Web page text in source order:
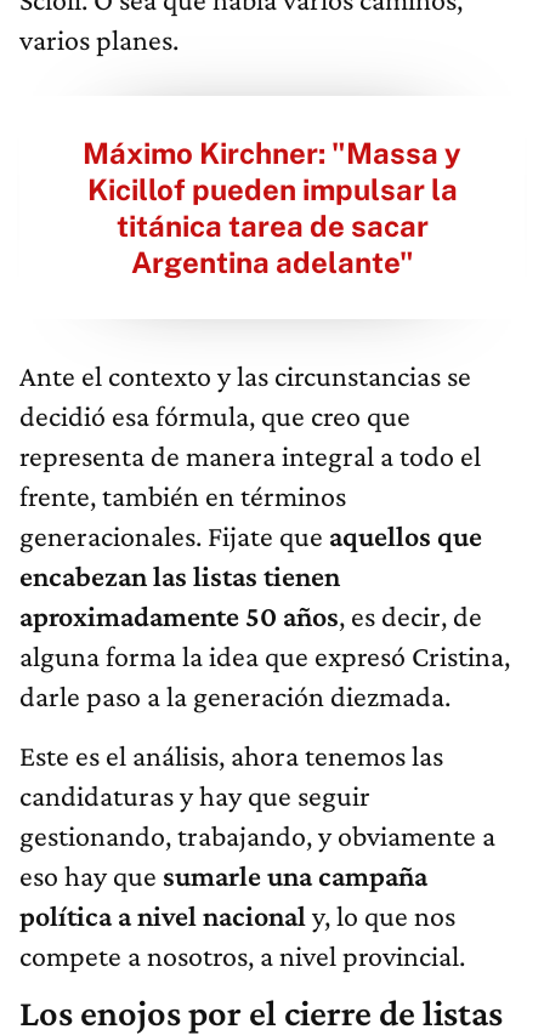
varios planes.
Máximo Kirchner: "Massa y
Kicillof pueden impulsar la
titánica tarea de sacar
Argentina adelante"
Ante el contexto y las circunstancias se
decidió esa fórmula, que creo que
representa de manera integral a todo el
frente, también en términos
generacionales. Fijate que aquellos que
encabezan las listas tienen
aproximadamente 50 años, es decir, de
alguna forma la idea que expresó Cristina,
darle paso a la generación diezmada.
Este es el análisis, ahora tenemos las
candidaturas y hay que seguir
gestionando, trabajando, y obviamente a
eso hay que sumarle una campaña
política a nivel nacional y, lo que nos
compete a nosotros, a nivel provincial.
Los enojos por el cierre de listas